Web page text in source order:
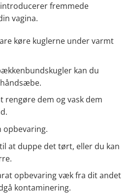
fremmede
vagina.
køre kuglerne under varmt
kan du
rengøre dem og vask dem
opbevaring.
at duppe det tørt, eller du kan
opbevaring væk fra dit andet
kontaminering.